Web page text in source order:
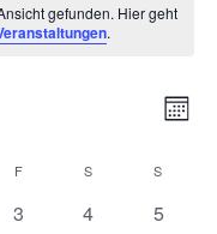
gefunden. Hier geht
.
F FREITAGS SAMSTAG
S
0
3
0
4
0
5